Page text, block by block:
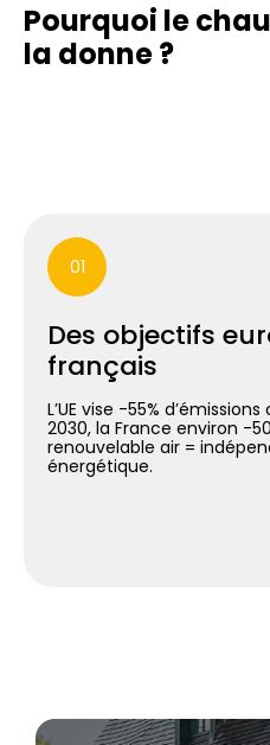
Pourquoi le
la donne ?
01
Des objectifs
français
L’UE vise -55%
2030, la France environ -
renouvelable air =
énergétique.